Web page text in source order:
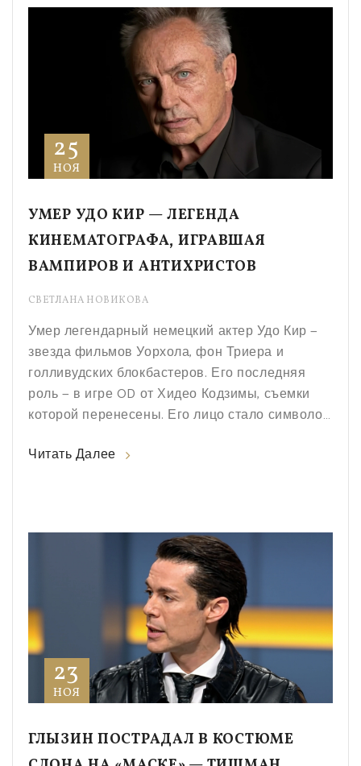
25
НОЯ
УМЕР УДО КИР — ЛЕГЕНДА
КИНЕМАТОГРАФА, ИГРАВШАЯ
ВАМПИРОВ И АНТИХРИСТОВ
СВЕТЛАНА НОВИКОВА
Умер легендарный немецкий актер Удо Кир —
звезда фильмов Уорхола, фон Триера и
голливудских блокбастеров. Его последняя
роль — в игре OD от Хидео Кодзимы, съемки
которой перенесены. Его лицо стало символом
Читать Далее
23
НОЯ
ГЛЫЗИН ПОСТРАДАЛ В КОСТЮМЕ